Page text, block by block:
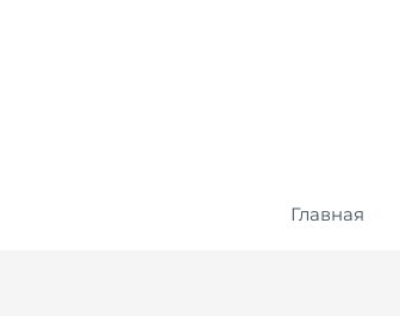
Главная